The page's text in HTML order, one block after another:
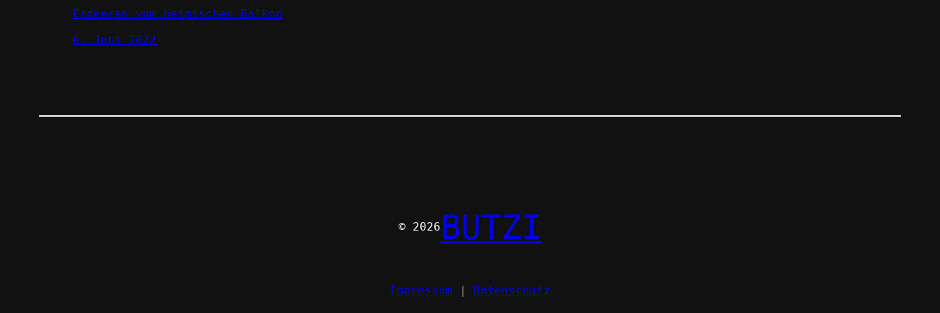
Erdeeren vom heimischen Balkon
6. Juni 2022
© 2026 BUTZI
Impressum | Datenschutz